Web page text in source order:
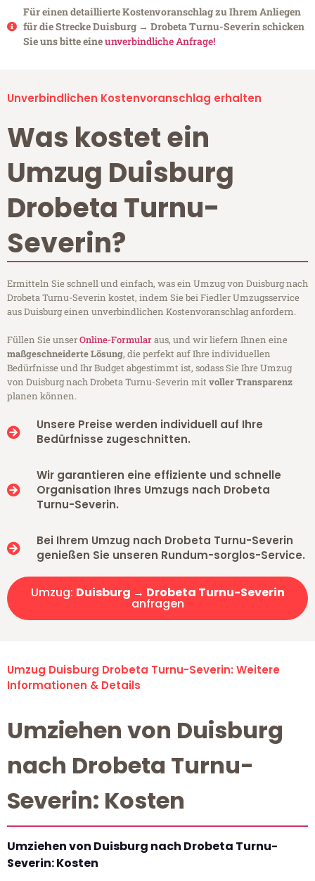
Für einen detaillierte Kostenvoranschlag zu Ihrem Anliegen
für die Strecke Duisburg → Drobeta Turnu-Severin schicken
Sie uns bitte eineunverbindliche Anfrage!
Unverbindlichen Kostenvoranschlag erhalten
Was kostet ein
Umzug Duisburg
Drobeta Turnu-
Severin?
Ermitteln Sie schnell und einfach, was ein Umzug von Duisburg nach
Drobeta Turnu-Severin kostet, indem Sie bei Fiedler Umzugsservice
aus Duisburg einen unverbindlichen Kostenvoranschlag anfordern.
Füllen Sie unserOnline-Formularaus, und wir liefern Ihnen eine
maßgeschneiderte Lösung, die perfekt auf Ihre individuellen
Bedürfnisse und Ihr Budget abgestimmt ist, sodass Sie Ihre Umzug
von Duisburg nach Drobeta Turnu-Severin mitvoller Transparenz
planen können.
Unsere Preise werden individuell auf Ihre
Bedürfnisse zugeschnitten.
Wir garantieren eine effiziente und schnelle
Organisation Ihres Umzugs nach Drobeta
Turnu-Severin.
Bei Ihrem Umzug nach Drobeta Turnu-Severin
genießen Sie unseren Rundum-sorglos-Service.
Umzug: Duisburg → Drobeta Turnu-Severin
anfragen
Umzug Duisburg Drobeta Turnu-Severin: Weitere
Informationen & Details
Umziehen von Duisburg
nach Drobeta Turnu-
Severin: Kosten
Umziehen von Duisburg nach Drobeta Turnu-
Severin: Kosten